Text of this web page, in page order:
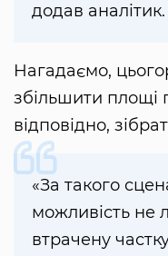
додав аналітик.
Нагадаємо,
збільшити площі
відповідно,
«За такого
можливість не
втрачену